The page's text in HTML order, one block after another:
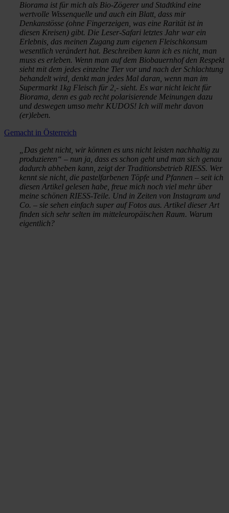
Biorama ist für mich als Bio-Zögerer und Stadtkind eine
wertvolle Wissenquelle und auch ein Blatt, dass mir
Denkanstösse (ohne Fingerzeigen, was eine Rarität ist in
diesen Kreisen) gibt. Die Leser-Safari letztes Jahr war ein
Erlebnis, das meinen Zugang zum eigenen Fleischkonsum
wesentlich verändert hat. Beschreiben kann ich es nicht, man
muss es erleben. Wenn man auf dem Biobauernhof den Respekt
sieht mit dem jedes einzelne Tier vor und nach der Schlachtung
behandelt wird, denkt man jedes Mal daran, wenn man im
Supermarkt 1kg Fleisch für 2,- sieht. Es war nicht leicht für
Biorama, denn es gab recht polarisierende Meinungen dazu
und deswegen umso mehr KUDOS! Ich will mehr davon
(er)leben.
Gemacht in Österreich
„Das geht nicht, wir können es uns nicht leisten nachhaltig zu
produzieren“ – nun ja, dass es schon geht und man sich genau
dadurch abheben kann, zeigt der Traditionsbetrieb RIESS. Wer
kennt sie nicht, die pastelfarbenen Töpfe und Pfannen – seit ich
diesen Artikel gelesen habe, freue mich noch viel mehr über
meine schönen RIESS-Teile. Und in Zeiten von Instagram und
Co. – sie sehen einfach super auf Fotos aus. Artikel dieser Art
finden sich sehr selten im mitteleuropäischen Raum. Warum
eigentlich?